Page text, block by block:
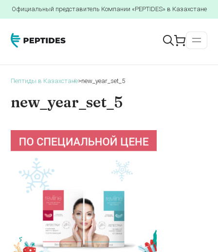
Официальный представитель Компании «PEPTIDES» в Казахстане
Пептиды в Казахстане>new_year_set_5
new_year_set_5